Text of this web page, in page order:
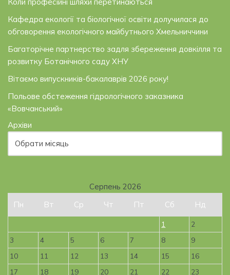
Кафедра екології та біологічної освіти долучилася до
обговорення екологічного майбутнього Хмельниччини
Багаторічне партнерство задля збереження довкілля та
розвитку Ботанічного саду ХНУ
Вітаємо випускників-бакалаврів 2026 року!
Польове обстеження гідрологічного заказника
«Вовчанський»
Архіви
Серпень 2026
Пн
Вт Ср Чт Пт Сб Нд
1
2
3
4 5 6 7 8
9
10
11 12 13 14 15
16
17
18 19 20 21 22 23